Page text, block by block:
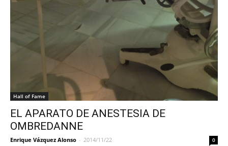
Hall of Fame
EL APARATO DE ANESTESIA DE
OMBREDANNE
Enrique Vázquez Alonso - 2014/11/22 0